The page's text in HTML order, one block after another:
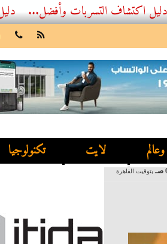
التسربات وأفضل...
لايت تكنولوجيا
بتوقيت القاهرة